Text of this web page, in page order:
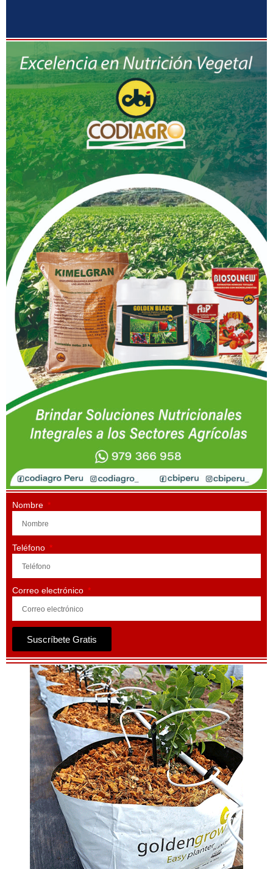
Nombre
Teléfono
Correo electrónico
Suscríbete Gratis